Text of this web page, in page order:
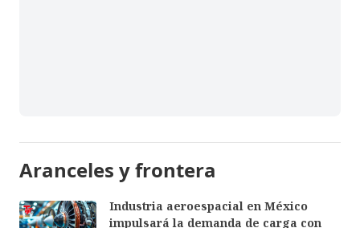
Aranceles y frontera
Industria aeroespacial en México
impulsará la demanda de carga con